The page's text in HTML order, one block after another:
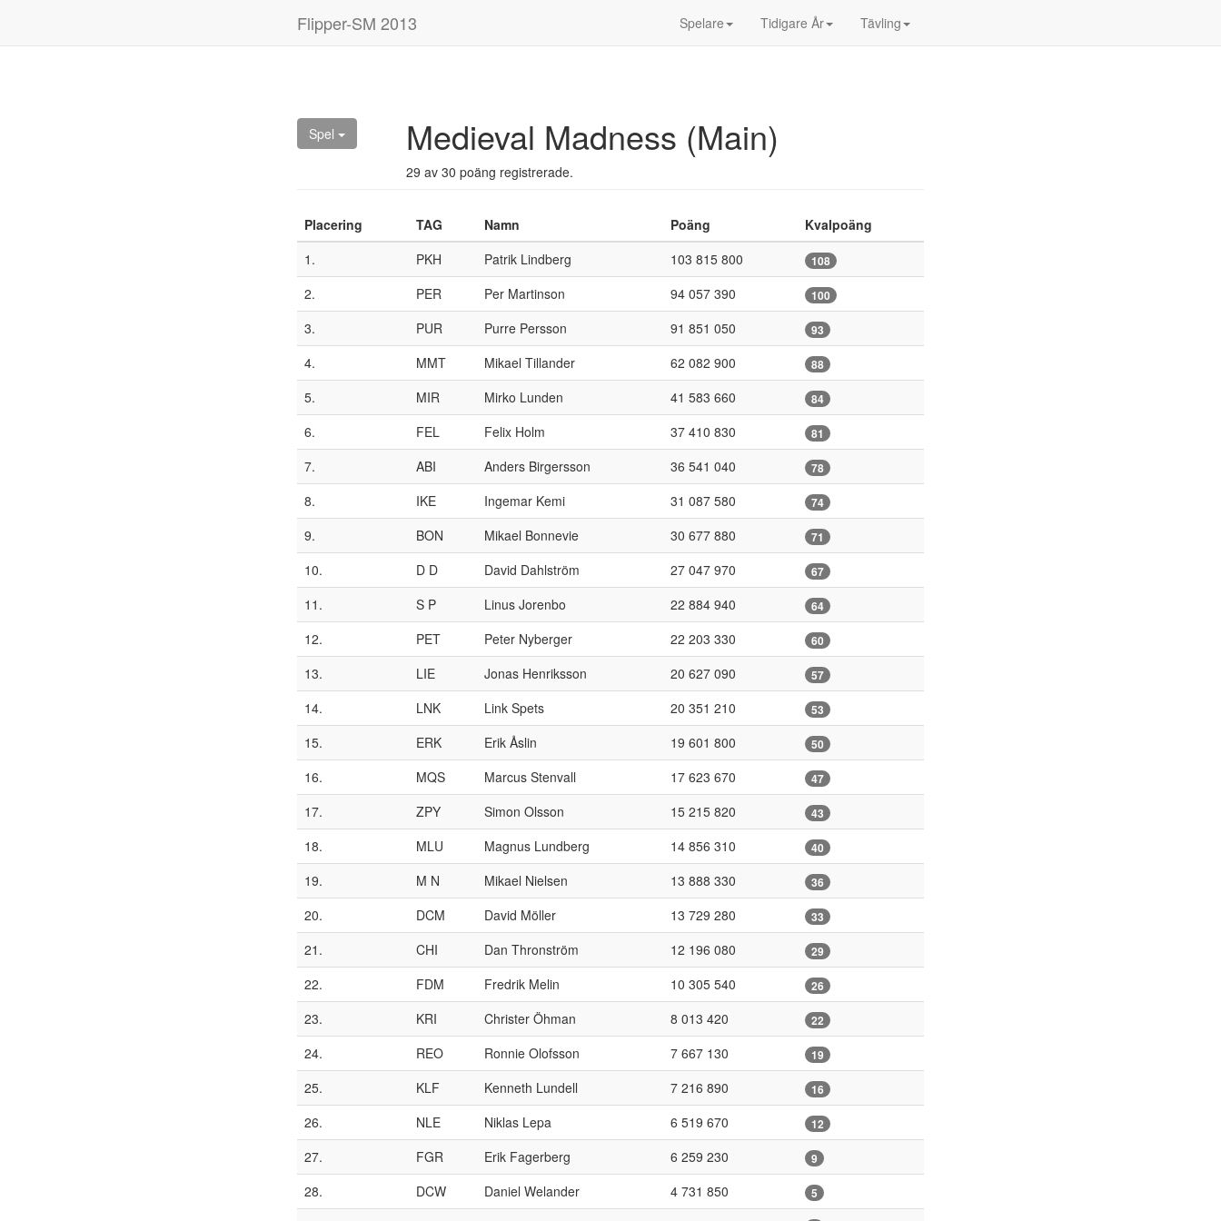
Flipper-SM 2013 Spelare Tidigare År Tävling
Spel Medieval Madness (Main)
29 av 30 poäng registrerade.
Placering TAG Namn Poäng
Kvalpoäng
1.
PKH Patrik Lindberg 103 815 800 108
2. PER Per Martinson 94 057 390 100
3. PUR Purre Persson 91 851 050 93
4. MMT Mikael Tillander 62 082 900 88
5. MIR Mirko Lunden 41 583 660 84
6. FEL Felix Holm 37 410 830 81
7. ABI Anders Birgersson 36 541 040 78
8. IKE Ingemar Kemi 31 087 580 74
9. BON Mikael Bonnevie 30 677 880 71
10. D D David Dahlström 27 047 970 67
11. S P Linus Jorenbo 22 884 940 64
12. PET Peter Nyberger 22 203 330 60
13. LIE Jonas Henriksson 20 627 090 57
14. LNK Link Spets 20 351 210 53
15. ERK Erik Åslin 19 601 800 50
16. MQS Marcus Stenvall 17 623 670 47
17. ZPY Simon Olsson 15 215 820 43
18. MLU Magnus Lundberg 14 856 310 40
19. M N Mikael Nielsen 13 888 330 36
20. DCM David Möller 13 729 280 33
21. CHI Dan Thronström 12 196 080 29
22. FDM Fredrik Melin 10 305 540 26
23. KRI Christer Öhman 8 013 420 22
24. REO Ronnie Olofsson 7 667 130 19
25. KLF Kenneth Lundell 7 216 890 16
26. NLE Niklas Lepa 6 519 670 12
27. FGR Erik Fagerberg 6 259 230 9
28. DCW Daniel Welander 4 731 850 5